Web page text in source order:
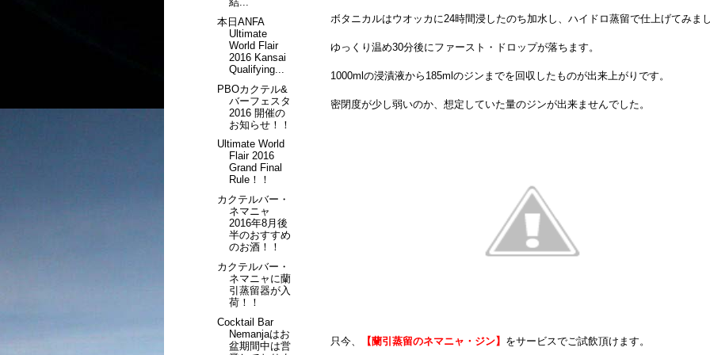
ボタニカルはウオッカに24時間浸したのち加水し、ハイドロ蒸留で仕上げてみま
ゆっくり温め30分後にファースト・ドロップが落ちます。
1000mlの浸漬液から185mlのジンまでを回収したものが出来上がりです。
密閉度が少し弱いのか、想定していた量のジンが出来ませんでした。
只今、 【蘭引蒸留のネマニャ・ジン】 をサービスでご試飲頂けます。
本日ANFA
Ultimate
World Flair
2016 Kansai
Qualifying...
PBOカクテル&
バーフェスタ
2016 開催の
お知らせ！！
Ultimate World
Flair 2016
Grand Final
Rule！！
カクテルバー・
ネマニャ
2016年8月後
半のおすすめ
のお酒！！
カクテルバー・
ネマニャに蘭
引蒸留器が入
荷！！
Cocktail Bar
Nemanjaはお
盆期間中は営